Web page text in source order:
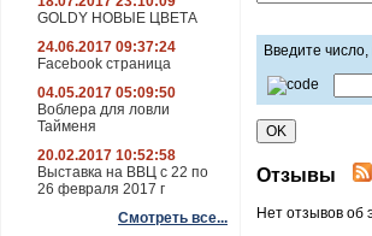
GOLDY НОВЫЕ ЦВЕТА
24.06.2017 09:37:24
Facebook страница
04.05.2017 05:09:50
Воблера для ловли
Тайменя
20.02.2017 10:52:58
Выставка на ВВЦ с 22 по
26 февраля 2017 г
Смотреть все...
Введите
Отзывы
Нет отзывов об